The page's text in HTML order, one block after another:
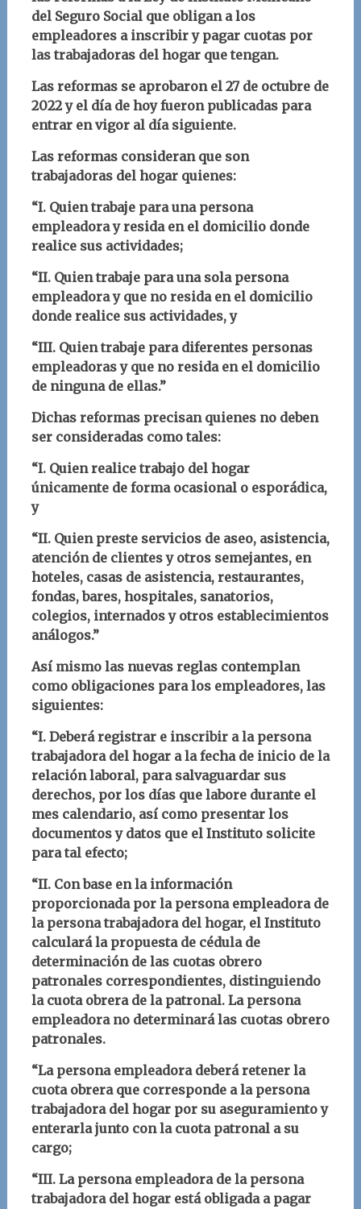
del Seguro Social que obligan a los
empleadores a inscribir y pagar cuotas por
las trabajadoras del hogar que tengan.
Las reformas se aprobaron el 27 de octubre de
2022 y el día de hoy fueron publicadas para
entrar en vigor al día siguiente.
Las reformas consideran que son
trabajadoras del hogar quienes:
“I. Quien trabaje para una persona
empleadora y resida en el domicilio donde
realice sus actividades;
“II. Quien trabaje para una sola persona
empleadora y que no resida en el domicilio
donde realice sus actividades, y
“III. Quien trabaje para diferentes personas
empleadoras y que no resida en el domicilio
de ninguna de ellas.”
Dichas reformas precisan quienes no deben
ser consideradas como tales:
“I. Quien realice trabajo del hogar
únicamente de forma ocasional o esporádica,
y
“II. Quien preste servicios de aseo, asistencia,
atención de clientes y otros semejantes, en
hoteles, casas de asistencia, restaurantes,
fondas, bares, hospitales, sanatorios,
colegios, internados y otros establecimientos
análogos.”
Así mismo las nuevas reglas contemplan
como obligaciones para los empleadores, las
siguientes:
“I. Deberá registrar e inscribir a la persona
trabajadora del hogar a la fecha de inicio de la
relación laboral, para salvaguardar sus
derechos, por los días que labore durante el
mes calendario, así como presentar los
documentos y datos que el Instituto solicite
para tal efecto;
“II. Con base en la información
proporcionada por la persona empleadora de
la persona trabajadora del hogar, el Instituto
calculará la propuesta de cédula de
determinación de las cuotas obrero
patronales correspondientes, distinguiendo
la cuota obrera de la patronal. La persona
empleadora no determinará las cuotas obrero
patronales.
“La persona empleadora deberá retener la
cuota obrera que corresponde a la persona
trabajadora del hogar por su aseguramiento y
enterarla junto con la cuota patronal a su
cargo;
“III. La persona empleadora de la persona
trabajadora del hogar está obligada a pagar